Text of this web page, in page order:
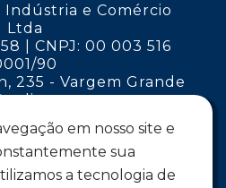
Indústria e Comércio
Ltda
| CNPJ: 00 003 516
90
235 - Vargem Grande
CEP 06730-000
Siga a MC
em nosso site e
sua
a tecnologia de